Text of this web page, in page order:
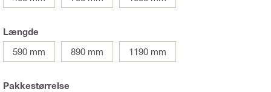
Længde
590 mm
890 mm 1190 mm
Pakkestørrelse